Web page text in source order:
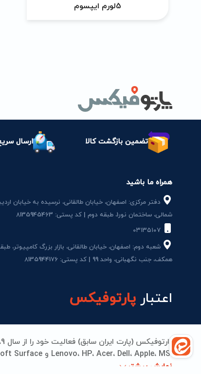
5لورم ایپسوم
تضمین بازگشت کالا ارسال
همراه ما باشید
دفتر مرکزی: اصفهان، خیابان طالقانی، نرسیده به خیابان
شمالی، ساختمان نور1، طبقه دوم | کد پستی: 8135945463
۰۳۱۳۵۱۰۷
شعبه دوم: اصفهان، خیابان طالقانی، بازار بزرگ کامپیوتر،
همکف، جنب نگهبانی، واحد 99 | کد پستی: 8135944176
اعتبارپارتوفیکس
می‌دهیم. از تامین قطعات اورجینال تا تعمیرات
نمایش بیشتر